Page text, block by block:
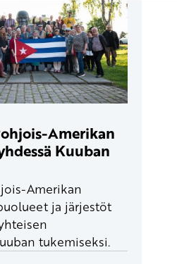
Amerikan
Kuuban
Amerikan
ja järjestöt
tukemiseksi.